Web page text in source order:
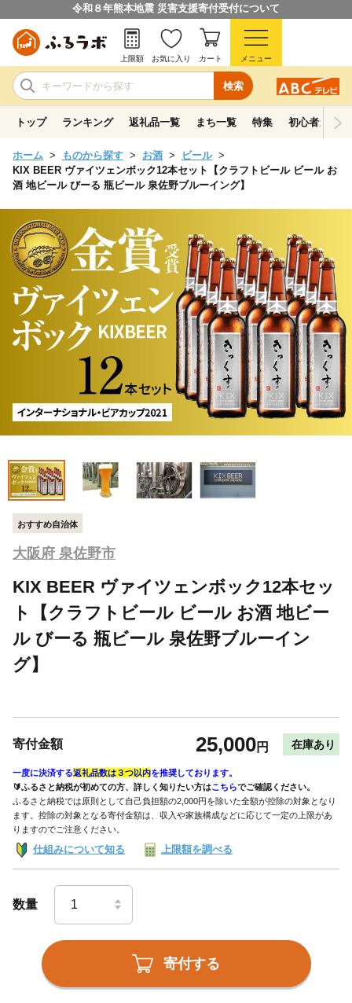
令和８年熊本地震 災害支援寄付受付について
検索
上限額 お気に入り カート メニュー
トップ ランキング 返礼品一覧 まち一覧 特集 初心者ガイド
ホーム ものから探す お酒
ビール
KIX BEER ヴァイツェンボック12本セット【クラフトビール ビール お
酒 地ビール びーる 瓶ビール 泉佐野ブルーイング】
おすすめ自治体
大阪府 泉佐野市
KIX BEER ヴァイツェンボック12本セッ
ト【クラフトビール ビール お酒 地ビー
ル びーる 瓶ビール 泉佐野ブルーイン
グ】
寄付金額 25,000円 在庫あり
一度に決済する返礼品数は３つ以内を推奨しております。
🔰ふるさと納税が初めての方、詳しく知りたい方はこちらでご確認ください。
ふるさと納税では原則として自己負担額の2,000円を除いた全額が控除の対象となり
ます。控除の対象となる寄付金額は、収入や家族構成などに応じて一定の上限があ
りますのでご注意ください。
仕組みについて知る 上限額を調べる
数量
寄付する